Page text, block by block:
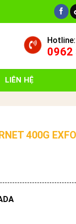
Hotline:
0962
LIÊN HỆ
400G EXFO